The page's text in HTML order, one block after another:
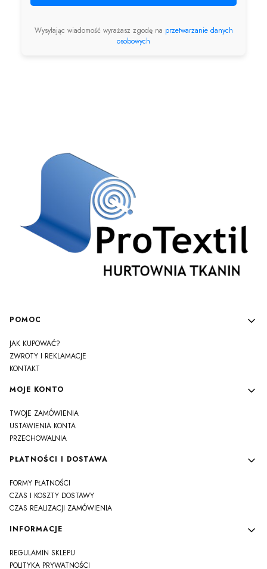
Wysyłając wiadomość wyrażasz zgodę na przetwarzanie danych
osobowych
Linki w stopce
POMOC
JAK KUPOWAĆ?
ZWROTY I REKLAMACJE
KONTAKT
MOJE KONTO
TWOJE ZAMÓWIENIA
USTAWIENIA KONTA
PRZECHOWALNIA
PŁATNOŚCI I DOSTAWA
FORMY PŁATNOŚCI
CZAS I KOSZTY DOSTAWY
CZAS REALIZACJI ZAMÓWIENIA
INFORMACJE
REGULAMIN SKLEPU
POLITYKA PRYWATNOŚCI